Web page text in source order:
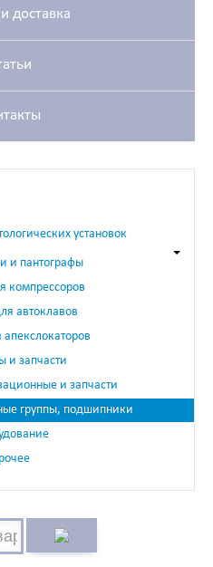
доставка
установок
и пантографы
компрессоров
автоклавов
апекслокаторов
и запчасти
и запчасти
группы, подшипники